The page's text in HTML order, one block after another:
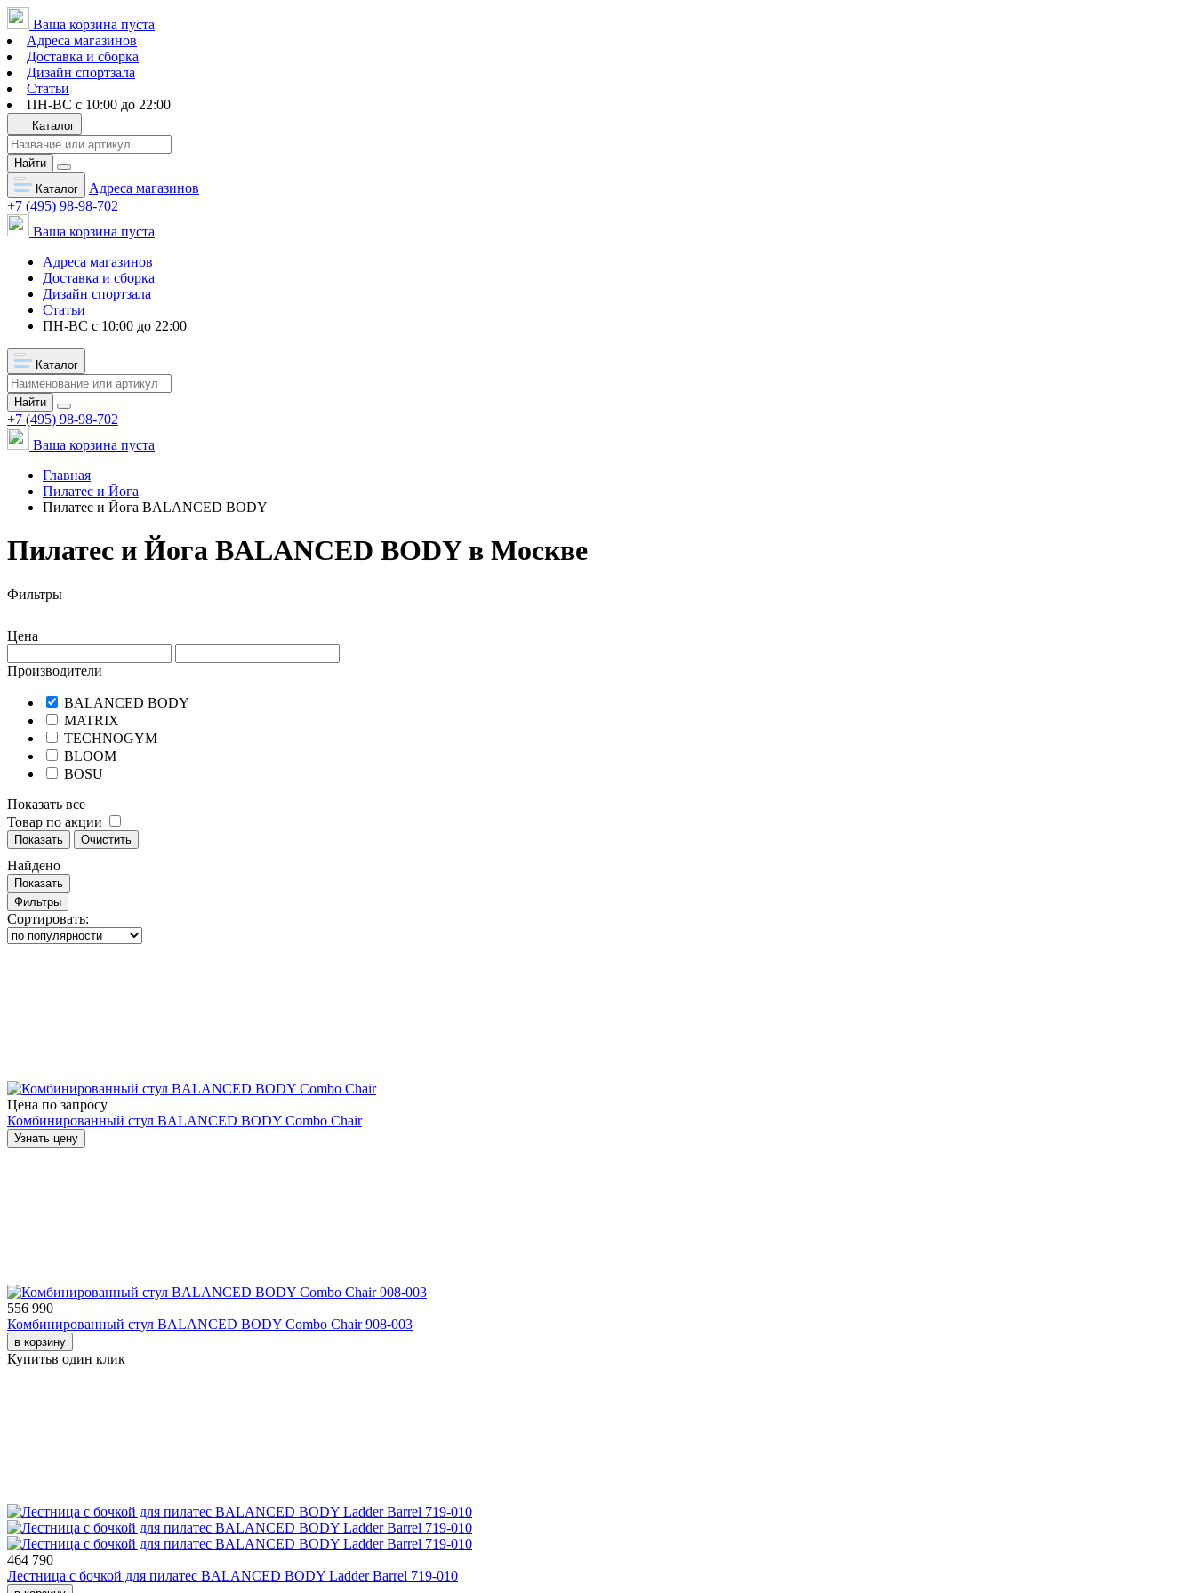
Ваша корзина пуста
Адреса магазинов
Доставка и сборка
Дизайн спортзала
Статьи
ПН-ВС с 10:00 до 22:00
Каталог
Найти
Каталог
Адреса магазинов
+7 (495) 98-98-702
Ваша корзина пуста
Адреса магазинов
Доставка и сборка
Дизайн спортзала
Статьи
ПН-ВС с 10:00 до 22:00
Каталог
Найти
+7 (495) 98-98-702
Ваша корзина пуста
Главная
Пилатес и Йога
Пилатес и Йога BALANCED BODY
Пилатес и Йога BALANCED BODY в Москве
Фильтры
Цена
Производители
BALANCED BODY
MATRIX
TECHNOGYM
BLOOM
BOSU
Показать все
Товар по акции
Показать Очистить
Найдено
Показать
Фильтры
Сортировать:
Цена по запросу
Комбинированный стул BALANCED BODY Combo Chair
Узнать цену
556 990
Комбинированный стул BALANCED BODY Combo Chair 908-003
в корзину
Купитьв один клик
464 790
Лестница с бочкой для пилатес BALANCED BODY Ladder Barrel 719-010